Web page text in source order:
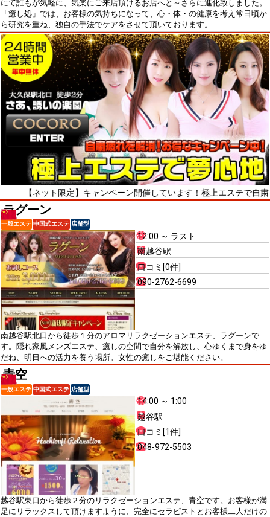
にて誰もが気軽に、気楽にご来店頂けるお店へと～さらに進化致しました。
「癒し処」では、お客様の気持ちになって、心・体・の健康を考え常日頃か
ら研究を重ね、独自の手法でケアをさせて頂いております。
ット限定】キャンペーン開催しています！極上エステで自粛疲れを
ラグーン
一般エステ 中国式エステ 店舗型
12:00 ～ ラスト
南越谷駅
口コミ[0件]
090-2762-6699
南越谷駅北口から徒歩１分のアロマリラクゼーションエステ、ラグーンで
す。隠れ家風メンズエステ、癒しの空間で自分を解放し、心ゆくまで身をゆ
だね、明日への活力を養う場所。女性の癒しをご堪能ください。
青空
一般エステ 中国式エステ 店舗型
14:00 ～ 1:00
越谷駅
口コミ[1件]
048-972-5503
越谷駅東口から徒歩２分のリラクゼーションエステ、青空です。お客様が満
足にリラックスして頂けますように、完全にセラピストとお客様二人だけの